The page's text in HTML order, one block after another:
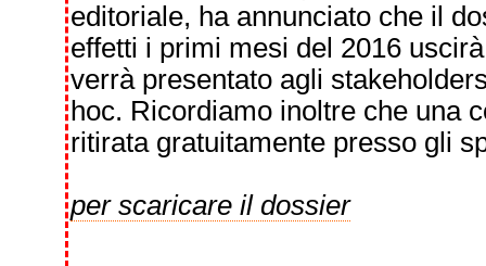
editoriale, ha annunciato che il
effetti i primi mesi del 2016
verrà presentato agli
hoc. Ricordiamo inoltre che una
ritirata gratuitamente presso gli
per scaricare il dossier